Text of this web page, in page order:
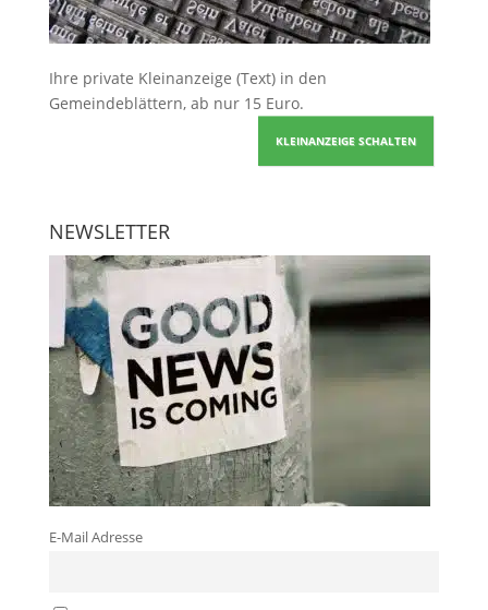
Ihre private Kleinanzeige (Text) in den
Gemeindeblättern, ab nur 15 Euro.
KLEINANZEIGE SCHALTEN
NEWSLETTER
E-Mail Adresse